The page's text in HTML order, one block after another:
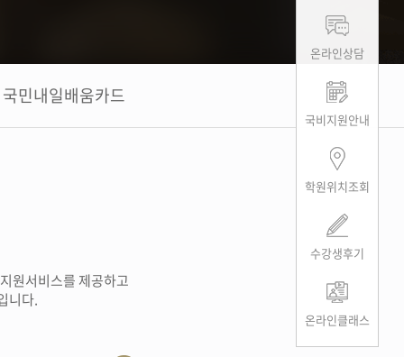
온라인상담
국비지원안내
학원위치조회
수강생후기
온라인클래스
국민내일배움카드
원서비스를 제공하고
니다.